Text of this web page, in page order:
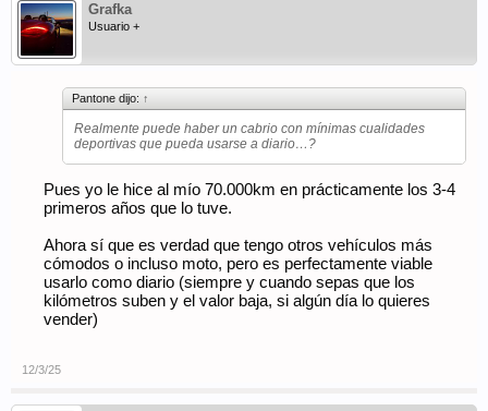
Grafka
Usuario +
Pantone dijo: ↑
Realmente puede haber un cabrio con mínimas cualidades
deportivas que pueda usarse a diario…?
Pues yo le hice al mío 70.000km en prácticamente los 3-4
primeros años que lo tuve.
Ahora sí que es verdad que tengo otros vehículos más
cómodos o incluso moto, pero es perfectamente viable
usarlo como diario (siempre y cuando sepas que los
kilómetros suben y el valor baja, si algún día lo quieres
vender)
12/3/25